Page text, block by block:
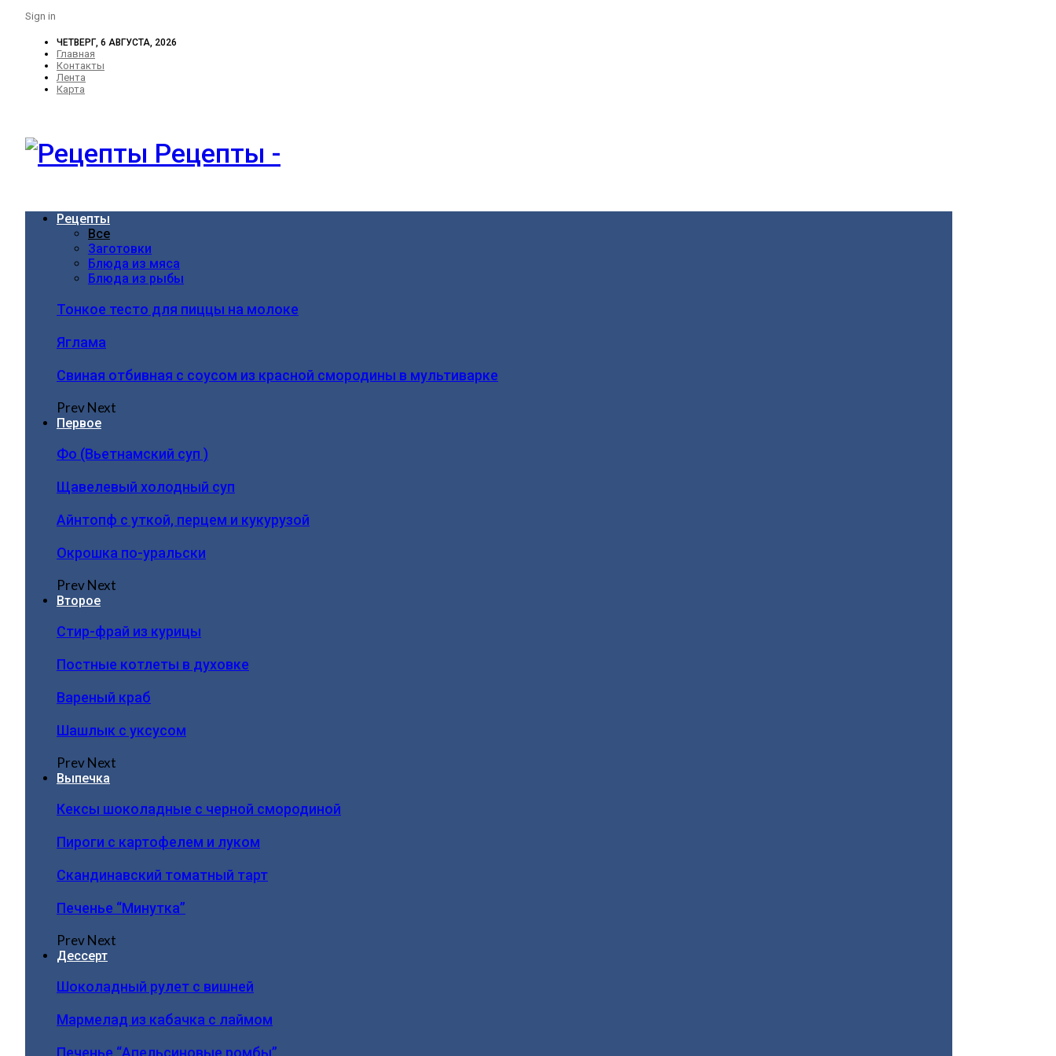
Sign in
ЧЕТВЕРГ, 6 АВГУСТА, 2026
Главная
Контакты
Лента
Карта
Рецепты -
Рецепты
Все
Заготовки
Блюда из мяса
Блюда из рыбы
Тонкое тесто для пиццы на молоке
Яглама
Свиная отбивная с соусом из красной смородины в мультиварке
PrevNext
Первое
Фо (Вьетнамский суп )
Щавелевый холодный суп
Айнтопф с уткой, перцем и кукурузой
Окрошка по-уральски
PrevNext
Второе
Стир-фрай из курицы
Постные котлеты в духовке
Вареный краб
Шашлык с уксусом
PrevNext
Выпечка
Кексы шоколадные с черной смородиной
Пироги c картофелем и луком
Скандинавский томатный тарт
Печенье “Минутка”
PrevNext
Дессерт
Шоколадный рулет с вишней
Мармелад из кабачка с лаймом
Печенье “Апельсиновые ромбы”